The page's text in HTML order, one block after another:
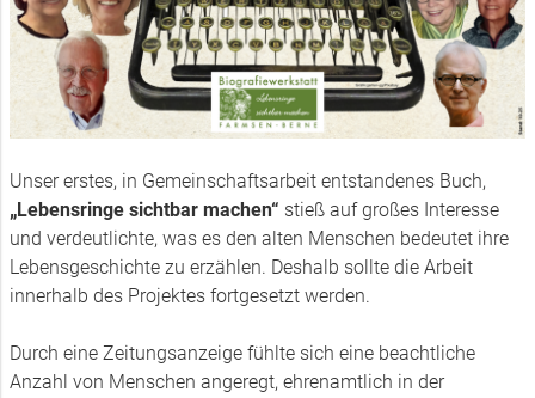
Unser erstes, in Gemeinschaftsarbeit entstandenes Buch,
„Lebensringe sichtbar machen“ stieß auf großes Interesse
und verdeutlichte, was es den alten Menschen bedeutet ihre
Lebensgeschichte zu erzählen. Deshalb sollte die Arbeit
innerhalb des Projektes fortgesetzt werden.
Durch eine Zeitungsanzeige fühlte sich eine beachtliche
Anzahl von Menschen angeregt, ehrenamtlich in der